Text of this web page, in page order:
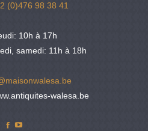
(0)476 98 38 41
10h à 17h
samedi: 11h à 18h
walesa.be
Facebook